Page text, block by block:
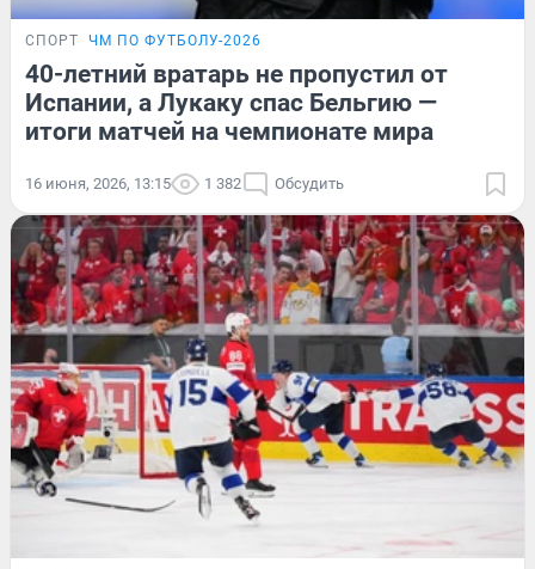
СПОРТ ЧМ ПО ФУТБОЛУ-2026
40-летний вратарь не пропустил от
Испании, а Лукаку спас Бельгию —
итоги матчей на чемпионате мира
16 июня, 2026, 13:15 1 382 Обсудить